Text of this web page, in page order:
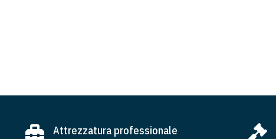
 Attrezzatura professionale 